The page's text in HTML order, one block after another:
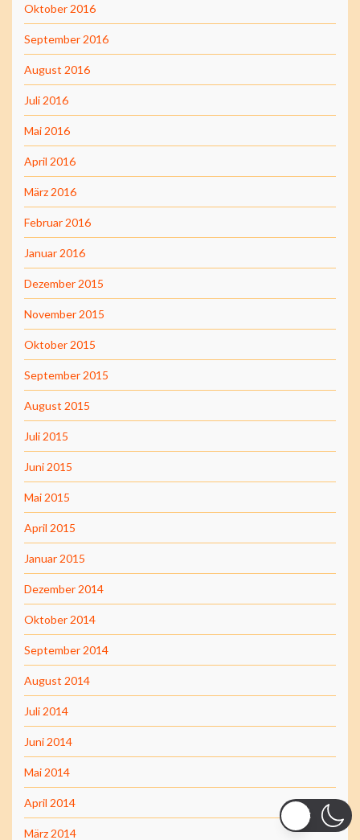
Oktober 2016
September 2016
August 2016
Juli 2016
Mai 2016
April 2016
März 2016
Februar 2016
Januar 2016
Dezember 2015
November 2015
Oktober 2015
September 2015
August 2015
Juli 2015
Juni 2015
Mai 2015
April 2015
Januar 2015
Dezember 2014
Oktober 2014
September 2014
August 2014
Juli 2014
Juni 2014
Mai 2014
April 2014
März 2014